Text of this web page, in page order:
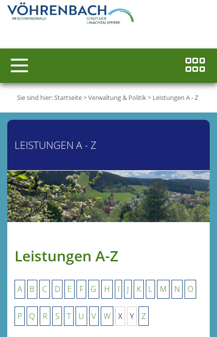
Sie sind hier:Startseite>Verwaltung & Politik> Leistungen A - Z
LEISTUNGEN A - Z
Leistungen A-Z
A B C D E F G H I J K L M N O
P Q R S T U V W X Y Z